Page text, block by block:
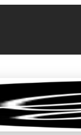
Geschenke